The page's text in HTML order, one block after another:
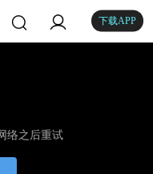
下载APP
络之后重试